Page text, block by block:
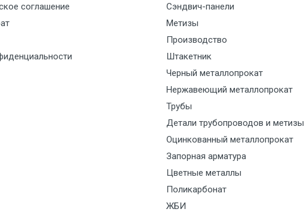
соглашение
Сэндвич-панели
Метизы
Производство
Штакетник
Черный металлопрокат
Нержавеющий металлопрокат
Трубы
Детали трубопроводов и метизы
Оцинкованный металлопрокат
Запорная арматура
Цветные металлы
Поликарбонат
ЖБИ